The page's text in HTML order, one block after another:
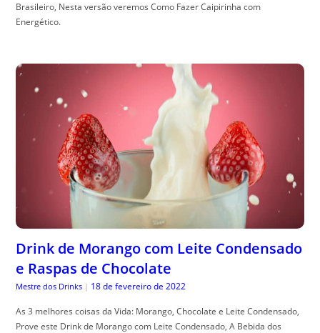
Brasileiro, Nesta versão veremos Como Fazer Caipirinha com
Energético.
Drink de Morango com Leite Condensado
e Raspas de Chocolate
Mestre dos Drinks | 18 de fevereiro de 2022
As 3 melhores coisas da Vida: Morango, Chocolate e Leite Condensado,
Prove este Drink de Morango com Leite Condensado, A Bebida dos